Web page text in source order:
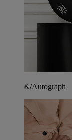
K/Autograph